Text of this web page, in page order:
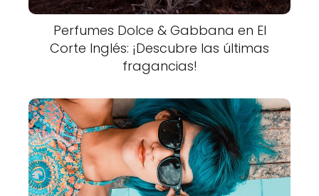
Perfumes Dolce & Gabbana en El
Corte Inglés: ¡Descubre las últimas
fragancias!